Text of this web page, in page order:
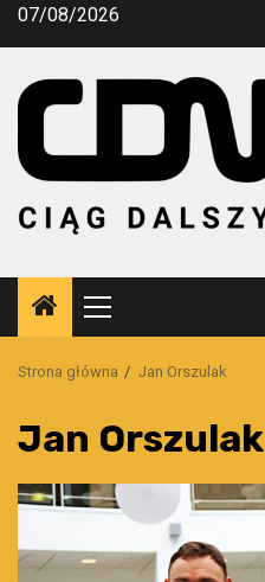
Przejdź
07/08/2026
Menu
główne
Strona główna Jan Orszulak
Jan Orszulak